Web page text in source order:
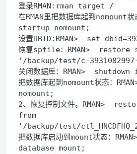
登录RMAN:rman target /
在RMAN里把数据库起到nomount状
startup nomount;
设置DBID:RMAN>  set
恢复spfile：RMAN>
'/backup/test/c-
关闭数据库：RMAN>
把数据库起到nomount状态：
nomount;
2、恢复控制文件。RMAN>
from
'/backup/test/
把数据库启动到mount状态：
database mount;